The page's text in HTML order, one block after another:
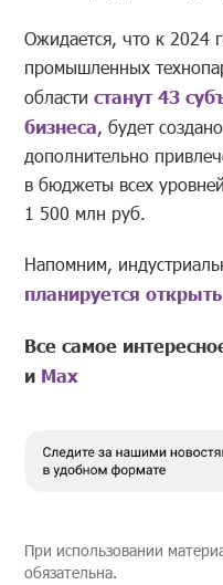
Ожидается, что к 2024
промышленных
областистанут 43
бизнеса, будет
дополнительно
в бюджеты всех
1 500 млн руб.
Напомним,
планируется
Все самое
и Mах
При использовании
обязательна.